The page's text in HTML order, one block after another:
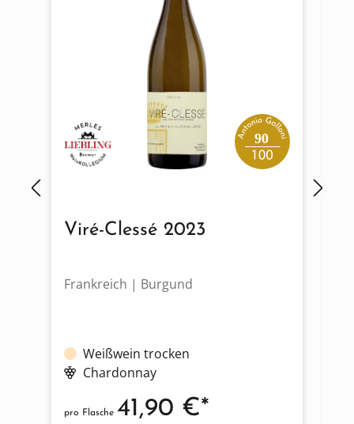
90
Viré-Clessé 2023
Frankreich | Burgund
Weißwein trocken
Chardonnay
pro Flasche 41,90 €*